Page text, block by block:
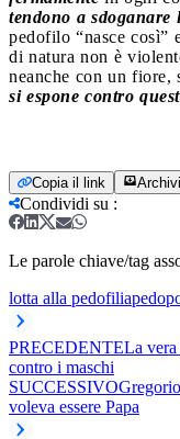
tendono a sdoganare
pedofilo “nasce
di natura non è
neanche con un fiore,
si espone contro
Copia il link
Condividi su :
Le parole chiave/tag
lotta alla pedofilia
PRECEDENTELa vera
contro i maschi
SUCCESSIVO
voleva essere Papa